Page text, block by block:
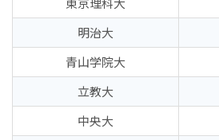
明治大
青山学院大
立教大
中央大